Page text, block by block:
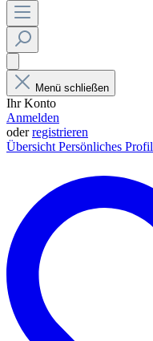
Menü schließen
Ihr Konto
Anmelden
oderregistrieren
Übersicht Persönliches Profil